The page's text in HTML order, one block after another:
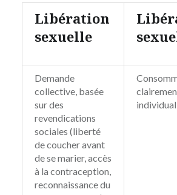
Libération
sexuelle
Demande
collective, basée
sur des
revendications
sociales (liberté
de coucher avant
de se marier, accès
à la contraception,
reconnaissance du